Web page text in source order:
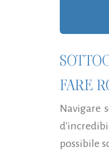
FARE
Navigare
possibile